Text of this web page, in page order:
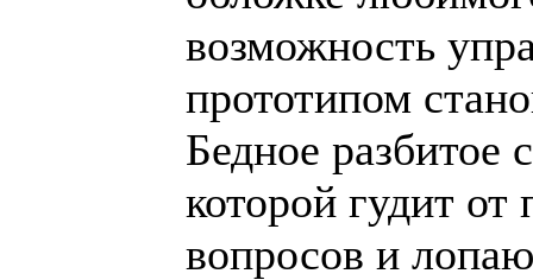
возможность
прототипом
Бедное разбитое
которой гудит
вопросов и